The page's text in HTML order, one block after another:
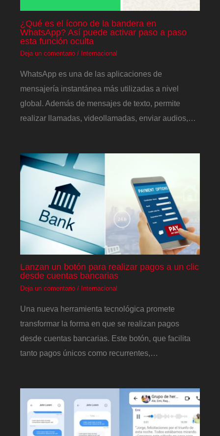
¿Qué es el ícono de la bandera en
WhatsApp? Así puede activar paso a paso
esta función oculta
Deja un comentario / Internacional
WhatsApp es una de las aplicaciones de
mensajería instantánea más utilizadas a nivel
global. Además de mensajes de texto, permite
realizar llamadas, videollamadas, enviar audios,…
Lanzan un botón para realizar pagos a un clic
desde cuentas bancarias
Deja un comentario / Internacional
Una nueva herramienta tecnológica promete
transformar la forma en que se realizan pagos
desde cuentas bancarias. Este botón, que facilita
tanto pagos únicos como recurrentes,…